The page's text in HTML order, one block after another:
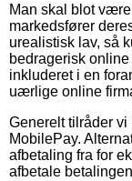
Man skal blot
markedsfører
urealistisk lav, så
bedragerisk
inkluderet i en
uærlige online
Generelt tilråder
MobilePay.
afbetaling fra for
afbetale